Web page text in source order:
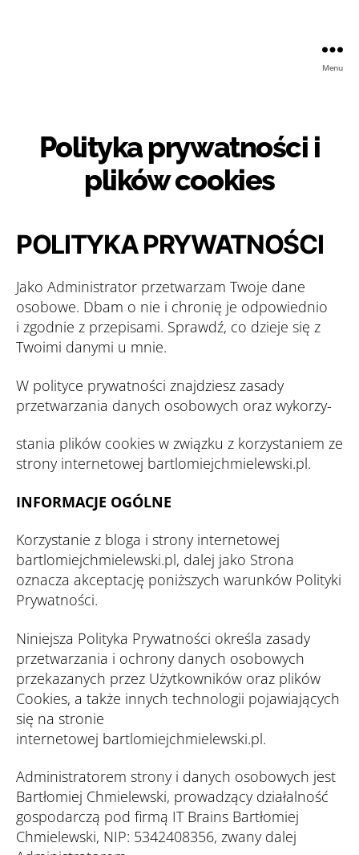
Menu
Polityka prywatności i
plików cookies
POLITYKA PRYWATNOŚCI
Jako Administrator przetwarzam Twoje dane
osobowe. Dbam o nie i chronię je odpowiednio
i zgodnie z przepisami. Sprawdź, co dzieje się z
Twoimi danymi u mnie.
W polityce prywatności znajdziesz zasady
przetwarzania danych osobowych oraz wykorzy-
stania plików cookies w związku z korzystaniem ze
strony internetowej bartlomiejchmielewski.pl.
INFORMACJE OGÓLNE
Korzystanie z bloga i strony internetowej
bartlomiejchmielewski.pl, dalej jako Strona
oznacza akceptację poniższych warunków Polityki
Prywatności.
Niniejsza Polityka Prywatności określa zasady
przetwarzania i ochrony danych osobowych
przekazanych przez Użytkowników oraz plików
Cookies, a także innych technologii pojawiających
się na stronie
internetowej bartlomiejchmielewski.pl.
Administratorem strony i danych osobowych jest
Bartłomiej Chmielewski, prowadzący działalność
gospodarczą pod firmą IT Brains Bartłomiej
Chmielewski, NIP: 5342408356, zwany dalej